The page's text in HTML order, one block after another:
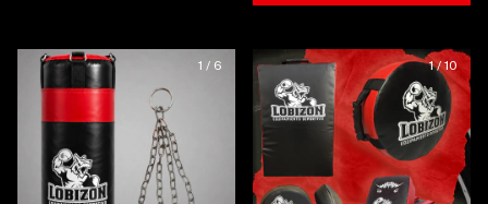
1 / 6 1/10